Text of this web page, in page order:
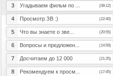
3 Угадываем фильм по ... (08:12)
4 Просмотр ЗВ :) (22:40)
5 Что вы знаете о зве... (20:55)
6 Вопросы и предложен... (14:59)
7 Досчитаем до 12 000 (21:25)
8 Рекомендуем к просм... (17:45)